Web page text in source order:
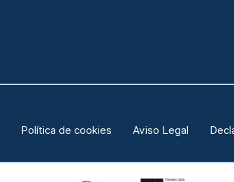
Política de cookies Aviso Legal